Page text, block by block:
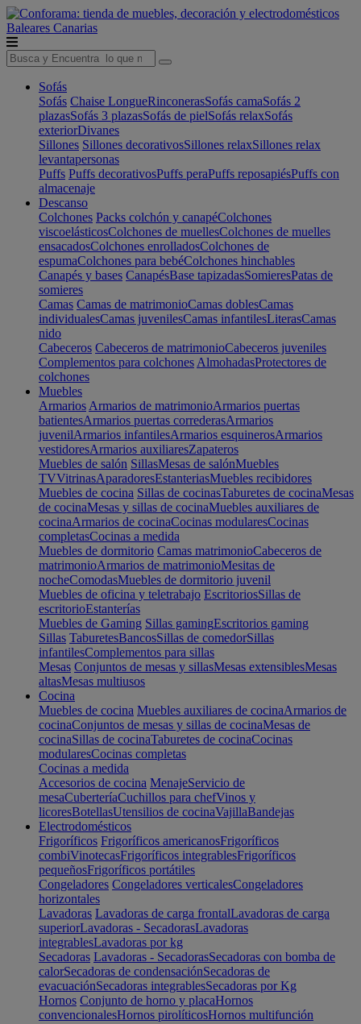
Baleares Canarias
Sofás
Sofás Chaise LongueRinconerasSofás camaSofás 2
plazasSofás 3 plazasSofás de pielSofás relaxSofás
exteriorDivanes
Sillones Sillones decorativosSillones relaxSillones relax
levantapersonas
Puffs Puffs decorativosPuffs peraPuffs reposapiésPuffs con
almacenaje
Descanso
Colchones Packs colchón y canapéColchones
viscoelásticosColchones de muellesColchones de muelles
ensacadosColchones enrolladosColchones de
espumaColchones para bebéColchones hinchables
Canapés y bases CanapésBase tapizadasSomieresPatas de
somieres
Camas Camas de matrimonioCamas doblesCamas
individualesCamas juvenilesCamas infantilesLiterasCamas
nido
Cabeceros Cabeceros de matrimonioCabeceros juveniles
Complementos para colchones AlmohadasProtectores de
colchones
Muebles
Armarios Armarios de matrimonioArmarios puertas
batientesArmarios puertas correderasArmarios
juvenilArmarios infantilesArmarios esquinerosArmarios
vestidoresArmarios auxiliaresZapateros
Muebles de salón SillasMesas de salónMuebles
TVVitrinasAparadoresEstanteriasMuebles recibidores
Muebles de cocina Sillas de cocinasTaburetes de cocinaMesas
de cocinaMesas y sillas de cocinaMuebles auxiliares de
cocinaArmarios de cocinaCocinas modularesCocinas
completasCocinas a medida
Muebles de dormitorio Camas matrimonioCabeceros de
matrimonioArmarios de matrimonioMesitas de
nocheComodasMuebles de dormitorio juvenil
Muebles de oficina y teletrabajo EscritoriosSillas de
escritorioEstanterías
Muebles de Gaming Sillas gamingEscritorios gaming
Sillas TaburetesBancosSillas de comedorSillas
infantilesComplementos para sillas
Mesas Conjuntos de mesas y sillasMesas extensiblesMesas
altasMesas multiusos
Cocina
Muebles de cocina Muebles auxiliares de cocinaArmarios de
cocinaConjuntos de mesas y sillas de cocinaMesas de
cocinaSillas de cocinaTaburetes de cocinaCocinas
modularesCocinas completas
Cocinas a medida
Accesorios de cocina MenajeServicio de
mesaCuberteríaCuchillos para chefVinos y
licoresBotellasUtensilios de cocinaVajillaBandejas
Electrodomésticos
Frigoríficos Frigoríficos americanosFrigoríficos
combiVinotecasFrigoríficos integrablesFrigoríficos
pequeñosFrigoríficos portátiles
Congeladores Congeladores verticalesCongeladores
horizontales
Lavadoras Lavadoras de carga frontalLavadoras de carga
superiorLavadoras - SecadorasLavadoras
integrablesLavadoras por kg
Secadoras Lavadoras - SecadorasSecadoras con bomba de
calorSecadoras de condensaciónSecadoras de
evacuaciónSecadoras integrablesSecadoras por Kg
Hornos Conjunto de horno y placaHornos
convencionalesHornos pirolíticosHornos multifunción